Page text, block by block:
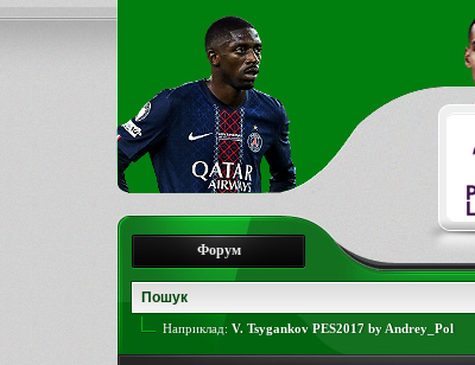
Форум
Наприклад: V. Tsygankov PES2017 by Andrey_Pol